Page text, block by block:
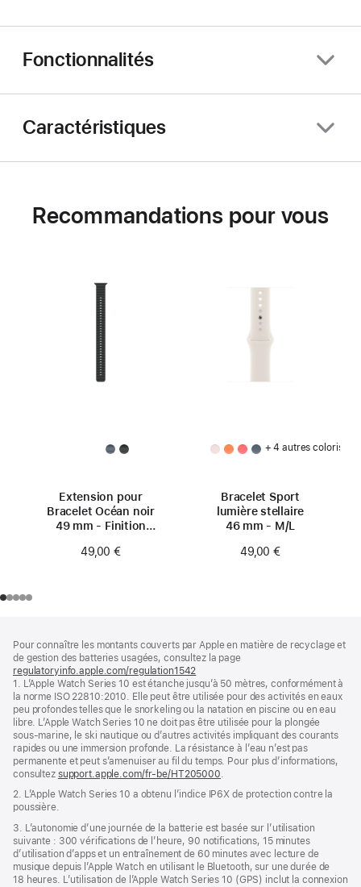
Fonctionnalités
Caractéristiques
Recommandations pour vous
Extension pour
Bracelet Océan noir
49 mm - Finition
49,00 €
+ 4 autres coloris
Bracelet Sport
lumière stellaire
46 mm - M/L
49,00 €
de
page
de
bas
de
page
Pour connaître les montants couverts par Apple en matière de recyclage et
de gestion des batteries usagées, consultez la page
regulatoryinfo.apple.com/regulation1542
dans
une
nouvelle
fenêtre)
1. L’Apple Watch Series 10 est étanche jusqu’à 50 mètres, conformément à
la norme ISO 22810:2010. Elle peut être utilisée pour des activités en eaux
peu profondes telles que le snorkeling ou la natation en piscine ou en eau
libre. L’Apple Watch Series 10 ne doit pas être utilisée pour la plongée
sous‑marine, le ski nautique ou d’autres activités impliquant des courants
rapides ou une immersion profonde. La résistance à l’eau n’est pas
permanente et peut s’amenuiser au fil du temps. Pour plus d’informations,
consultez support.apple.com/fr-be/HT205000
2. L’Apple Watch Series 10 a obtenu l’indice IP6X de protection contre la
poussière.
3. L’autonomie d’une journée de la batterie est basée sur l’utilisation
suivante : 300 vérifications de l’heure, 90 notifications, 15 minutes
d’utilisation d’apps et un entraînement de 60 minutes avec lecture de
musique depuis l’Apple Watch en utilisant le Bluetooth, sur une durée de
18 heures. L’utilisation de l’Apple Watch Series 10 (GPS) inclut la connexion